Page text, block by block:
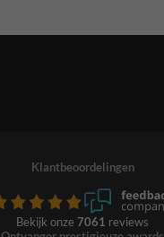
Klantbeoordelingen
Bekijk onze 7061 reviews